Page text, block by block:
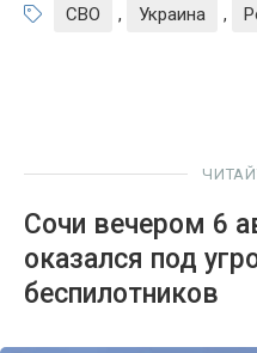
СВО , Украина ,
Сочи вечером 6
оказался под
беспилотников